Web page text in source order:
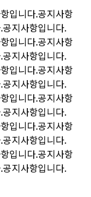
입니다.공지사항
지사항입니다.
입니다.공지사항
지사항입니다.
입니다.공지사항
지사항입니다.
입니다.공지사항
지사항입니다.
입니다.공지사항
지사항입니다.
입니다.공지사항
지사항입니다.